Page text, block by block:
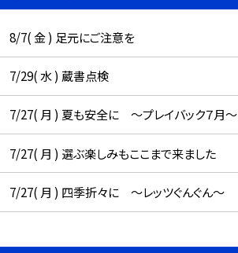
8/7( 金 ) 足元にご注意を
7/29( 水 ) 蔵書点検
7/27( 月 ) 夏も安全に ～プレイバック７月～
7/27( 月 ) 選ぶ楽しみもここまで来ました
7/27( 月 ) 四季折々に ～レッツぐんぐん～